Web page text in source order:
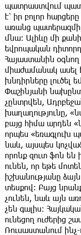
պատրաստվում
է՝ իր բոլոր հարցերը
առանց պատերազմի,
մնա։ Ալիևը մի
եվրոպական
Հայաստանին
միաժամանակ ասել
խնդիրները լուծել
Փաշինյանի
չընտրվեն,
խաղաղությունը,
բայց հիմա արդեն
որպես «եռագլուխ
նաև, այսպես
որոնք զուտ ֆոն են
ունեն, որ եթե
իշխանությանը
տեսքով։ Բայց
չունեն, նաև այն
չեն գալիս։
ունեցող ուժերից
Ռուսաստանում